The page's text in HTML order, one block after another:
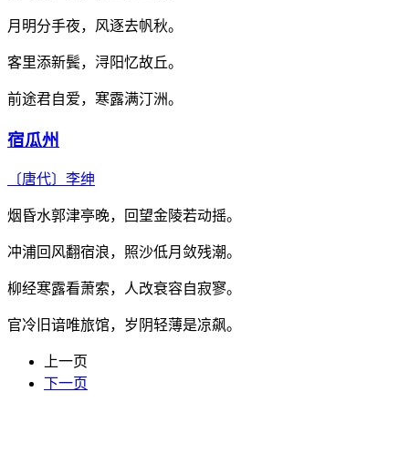
月明分手夜，风逐去帆秋。
客里添新鬓，浔阳忆故丘。
前途君自爱，寒露满汀洲。
宿瓜州
〔唐代〕 李绅
烟昏水郭津亭晚，回望金陵若动摇。
冲浦回风翻宿浪，照沙低月敛残潮。
柳经寒露看萧索，人改衰容自寂寥。
官冷旧谙唯旅馆，岁阴轻薄是凉飙。
上一页
下一页